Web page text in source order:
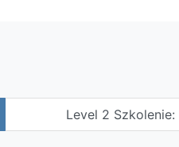
Level 2